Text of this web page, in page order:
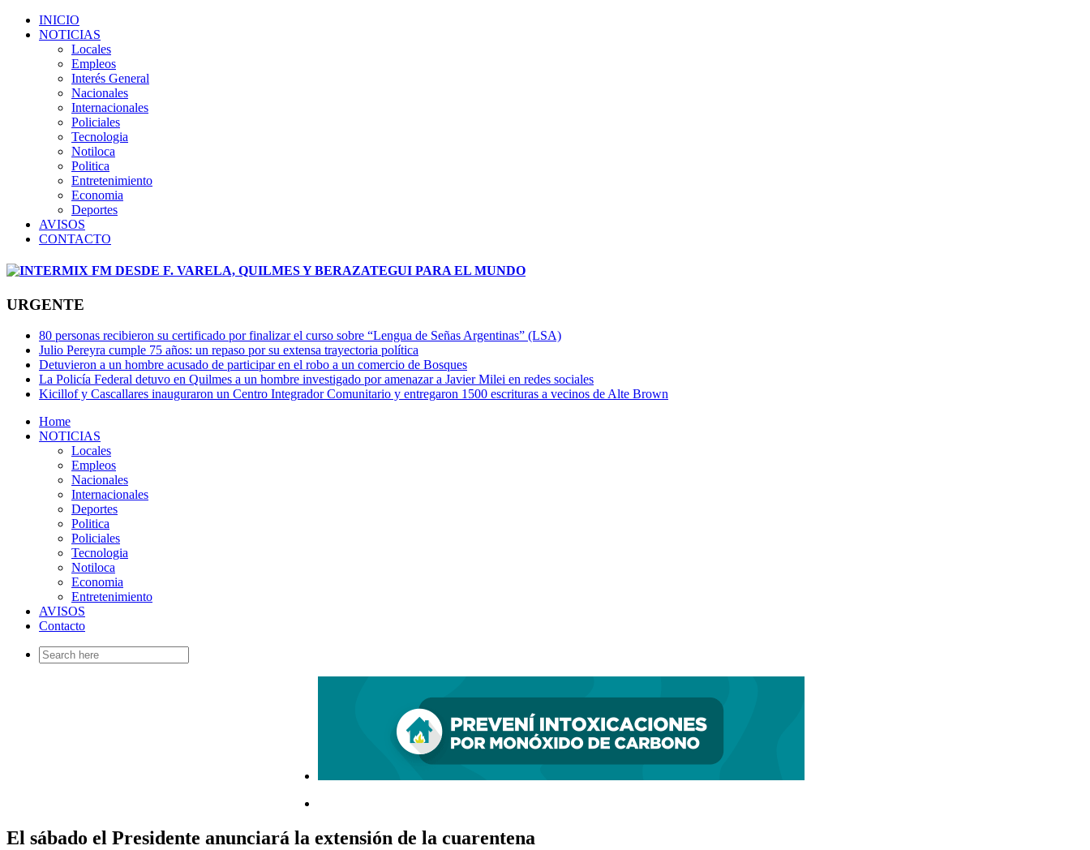
INICIO
NOTICIAS
Locales
Empleos
Interés General
Nacionales
Internacionales
Policiales
Tecnologia
Notiloca
Politica
Entretenimiento
Economia
Deportes
AVISOS
CONTACTO
URGENTE
80 personas recibieron su certificado por finalizar el curso sobre “Lengua de Señas Argentinas” (LSA)
Julio Pereyra cumple 75 años: un repaso por su extensa trayectoria política
Detuvieron a un hombre acusado de participar en el robo a un comercio de Bosques
La Policía Federal detuvo en Quilmes a un hombre investigado por amenazar a Javier Milei en redes sociales
Kicillof y Cascallares inauguraron un Centro Integrador Comunitario y entregaron 1500 escrituras a vecinos de Alte Brown
Home
NOTICIAS
Locales
Empleos
Nacionales
Internacionales
Deportes
Politica
Policiales
Tecnologia
Notiloca
Economia
Entretenimiento
AVISOS
Contacto
Search
for:
El sábado el Presidente anunciará la extensión de la cuarentena